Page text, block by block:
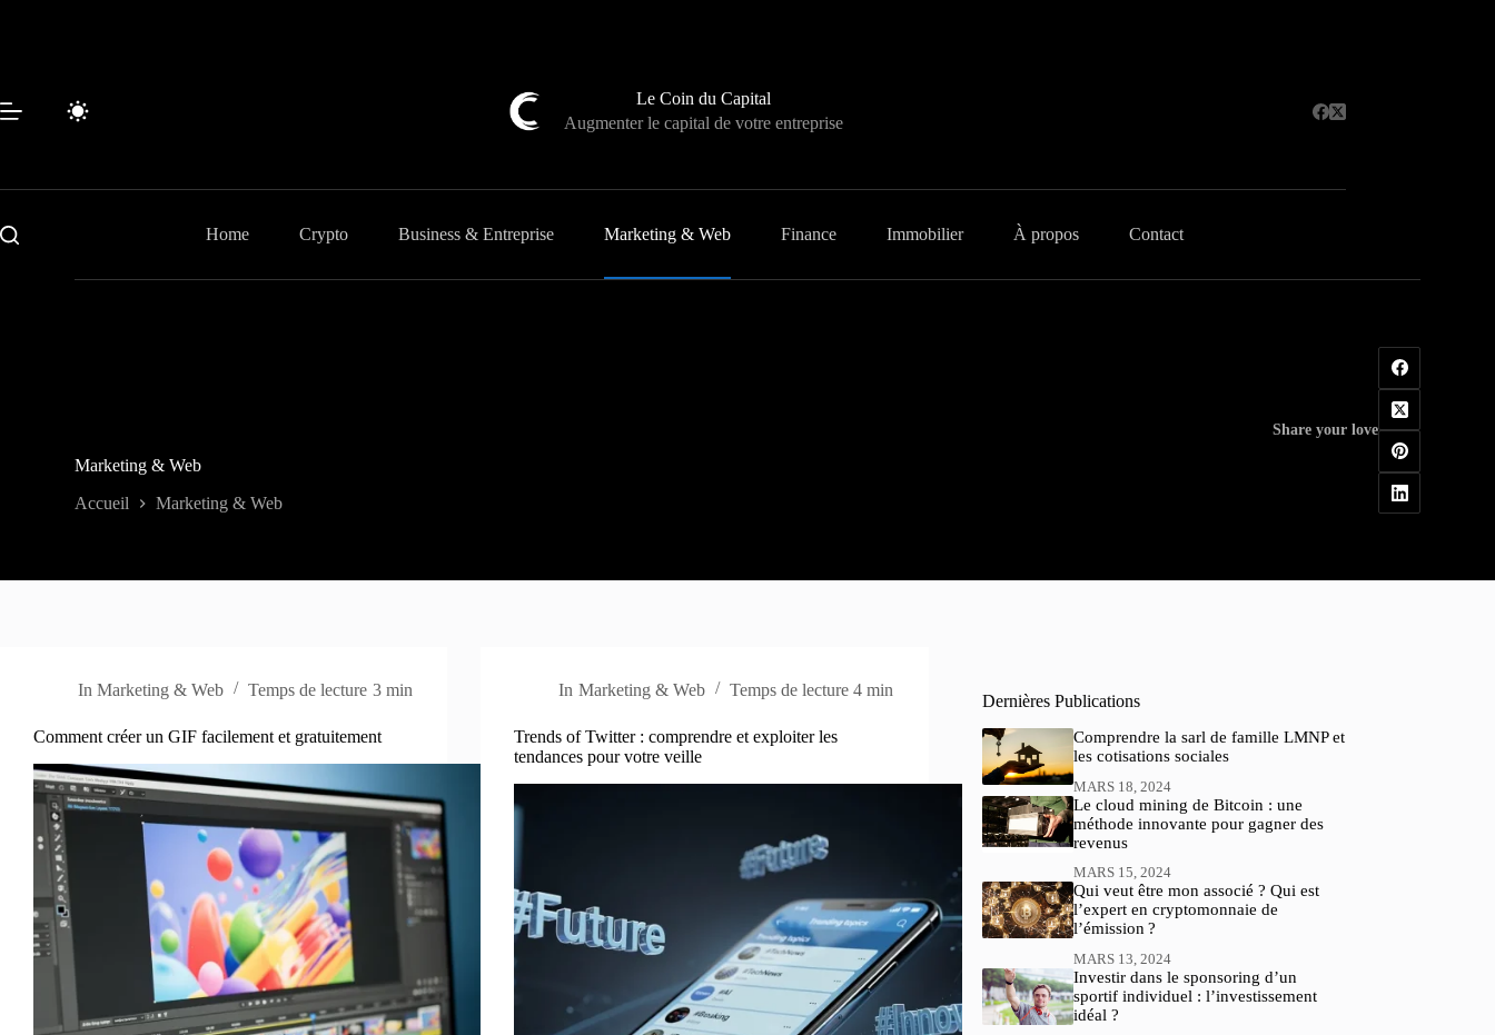
Le Coin du Capital
Augmenter le capital de votre entreprise
Home Crypto Business & Entreprise Marketing & Web Finance Immobilier À propos Contact
Marketing & Web
Accueil Marketing & Web
Share your love
In Marketing & Web Temps de lecture 3 min
Comment créer un GIF facilement et gratuitement
In Marketing & Web Temps de lecture 4 min
Trends of Twitter : comprendre et exploiter les
tendances pour votre veille
Dernières Publications
Comprendre la sarl de famille LMNP et
les cotisations sociales
MARS 18, 2024
Le cloud mining de Bitcoin : une
méthode innovante pour gagner des
revenus
MARS 15, 2024
Qui veut être mon associé ? Qui est
l’expert en cryptomonnaie de
l’émission ?
MARS 13, 2024
Investir dans le sponsoring d’un
sportif individuel : l’investissement
idéal ?